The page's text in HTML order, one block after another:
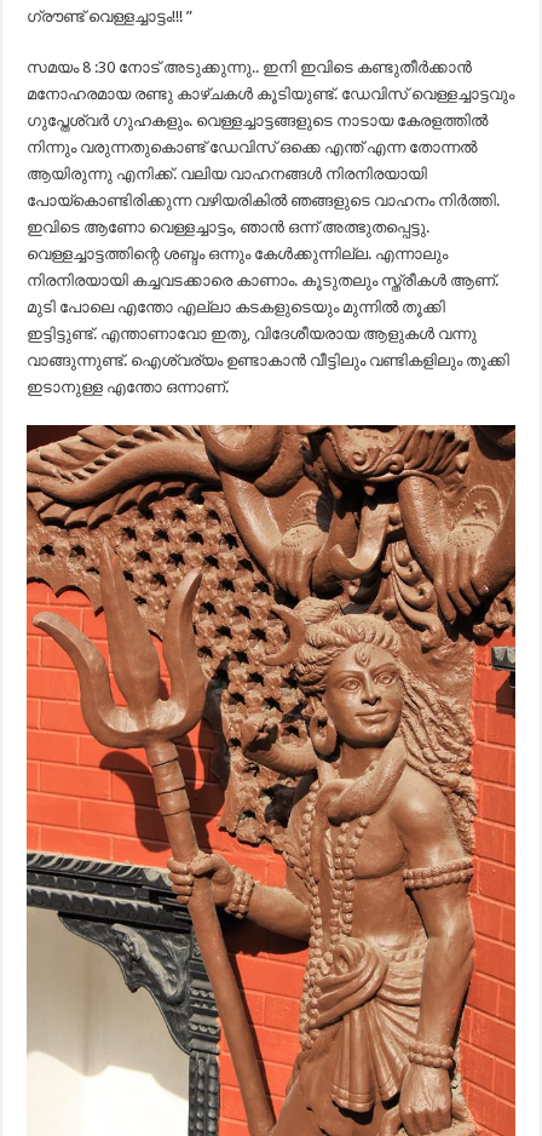
ഗ്രൗണ്ട് വെള്ളച്ചാട്ടം!!! ”
സമയം 8 :30 നോട് അടുക്കുന്നു.. ഇനി ഇവിടെ കണ്ടുതീർക്കാൻ
മനോഹരമായ രണ്ടു കാഴ്ചകൾ കൂടിയുണ്ട്. ഡേവിസ് വെള്ളച്ചാട്ടവും
ഗുപ്തേശ്വർ ഗുഹകളും. വെള്ളച്ചാട്ടങ്ങളുടെ നാടായ കേരളത്തിൽ
നിന്നും വരുന്നതുകൊണ്ട് ഡേവിസ് ഒക്കെ എന്ത് എന്ന തോന്നൽ
ആയിരുന്നു എനിക്ക്. വലിയ വാഹനങ്ങൾ നിരനിരയായി
പോയ്കൊണ്ടിരിക്കുന്ന വഴിയരികിൽ ഞങ്ങളുടെ വാഹനം നിർത്തി.
ഇവിടെ ആണോ വെള്ളച്ചാട്ടം, ഞാൻ ഒന്ന് അത്ഭുതപ്പെട്ടു.
വെള്ളച്ചാട്ടത്തിന്റെ ശബ്ദം ഒന്നും കേൾക്കുന്നില്ല. എന്നാലും
നിരനിരയായി കച്ചവടക്കാരെ കാണാം. കൂടുതലും സ്ത്രീകൾ ആണ്.
മുടി പോലെ എന്തോ എല്ലാ കടകളുടെയും മുന്നിൽ തൂക്കി
ഇട്ടിട്ടുണ്ട്. എന്താണാവോ ഇതു, വിദേശീയരായ ആളുകൾ വന്നു
വാങ്ങുന്നുണ്ട്. ഐശ്വര്യം ഉണ്ടാകാൻ വീട്ടിലും വണ്ടികളിലും തൂക്കി
ഇടാനുള്ള എന്തോ ഒന്നാണ്.